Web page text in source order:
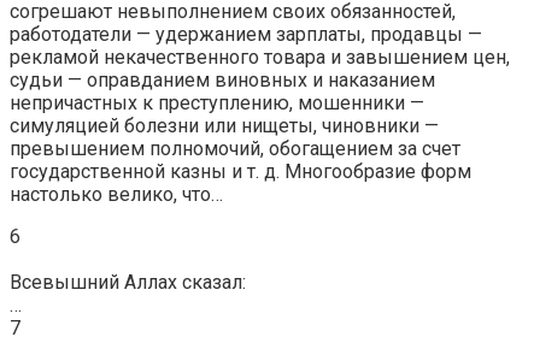
согрешают невыполнением своих обязанностей,
работодатели — удержанием зарплаты, продавцы —
рекламой некачественного товара и завышением цен,
судьи — оправданием виновных и наказанием
непричастных к преступлению, мошенники —
симуляцией болезни или нищеты, чиновники —
превышением полномочий, обогащением за счет
государственной казны и т. д. Многообразие форм
настолько велико, что…
6
Всевышний Аллах сказал:
…
7